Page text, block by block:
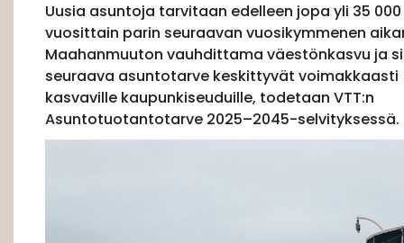
Uusia asuntoja tarvitaan edelleen jopa yli 35 000
vuosittain parin seuraavan vuosikymmenen
Maahanmuuton vauhdittama väestönkasvu ja
seuraava asuntotarve keskittyvät voimakkaasti
kasvaville kaupunkiseuduille, todetaan VTT:n
Asuntotuotantotarve 2025–2045-selvityksessä.